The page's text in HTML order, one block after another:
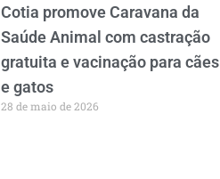
Cotia promove Caravana da
Saúde Animal com castração
gratuita e vacinação para cães
e gatos
28 de maio de 2026